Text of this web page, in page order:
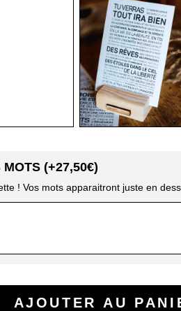
MOTS (+27,50€)
! Vos mots apparaitront juste en
AJOUTER AU